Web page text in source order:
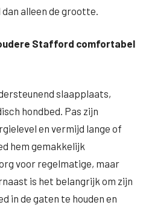
alleen de grootte.
Stafford comfortabel
slaapplaats,
hondbed. Pas zijn
en vermijd lange of
hem gemakkelijk
voor regelmatige, maar
is het belangrijk om zijn
in de gaten te houden en